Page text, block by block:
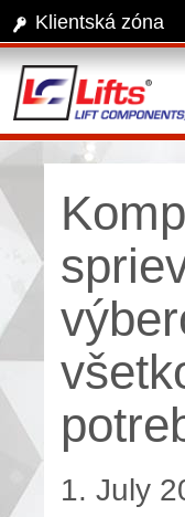
Klientská zóna
1. July